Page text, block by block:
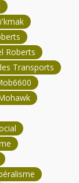
Roberts
Transports